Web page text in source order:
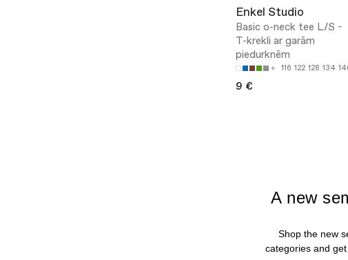
Enkel Studio
Basic o-neck tee L/S -
T-krekli ar garām
piedurknēm
116 122 128 134
9 €
A new
Shop the new
categories and